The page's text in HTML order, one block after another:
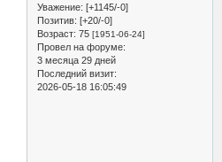
Уважение: [+1145/-0]
Позитив: [+20/-0]
Возраст: 75 [1951-06-24]
Провел на форуме:
3 месяца 29 дней
Последний визит:
2026-05-18 16:05:49